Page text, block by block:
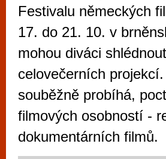
Festivalu německých
17. do 21. 10. v
mohou diváci
celovečerních
souběžně probíhá,
filmových osobností -
dokumentárních filmů.
Mimo jiné je ale také
vyzkoušet různé
metropoli naleznete
po moderní automaty
příležitostné hráče. V...